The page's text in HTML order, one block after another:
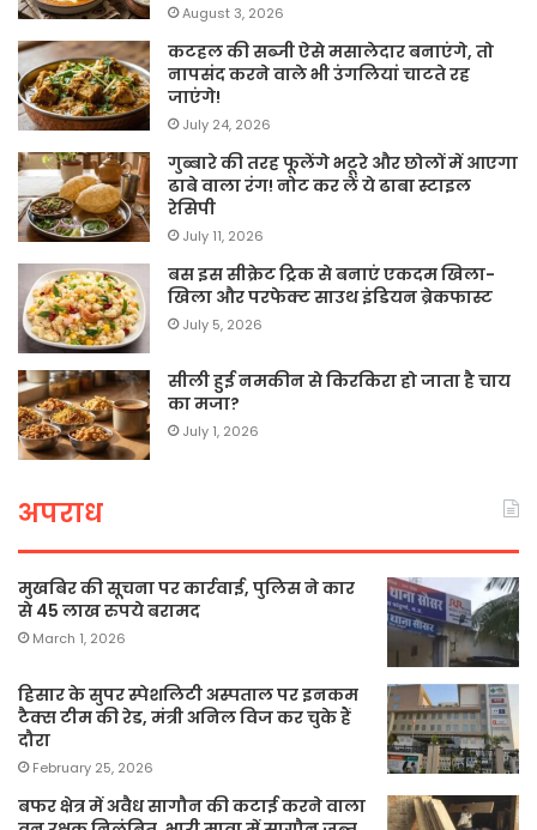
August 3, 2026
कटहल की सब्जी ऐसे मसालेदार बनाएंगे, तो
नापसंद करने वाले भी उंगलियां चाटते रह
जाएंगे!
July 24, 2026
गुब्बारे की तरह फूलेंगे भटूरे और छोलों में आएगा
ढाबे वाला रंग! नोट कर लें ये ढाबा स्टाइल
रेसिपी
July 11, 2026
बस इस सीक्रेट ट्रिक से बनाएं एकदम खिला-
खिला और परफेक्ट साउथ इंडियन ब्रेकफास्ट
July 5, 2026
सीली हुई नमकीन से किरकिरा हो जाता है चाय
का मजा?
July 1, 2026
अपराध
मुखबिर की सूचना पर कार्रवाई, पुलिस ने कार
से 45 लाख रुपये बरामद
March 1, 2026
हिसार के सुपर स्पेशलिटी अस्पताल पर इनकम
टैक्स टीम की रेड, मंत्री अनिल विज कर चुके हैं
दौरा
February 25, 2026
बफर क्षेत्र में अवैध सागौन की कटाई करने वाला